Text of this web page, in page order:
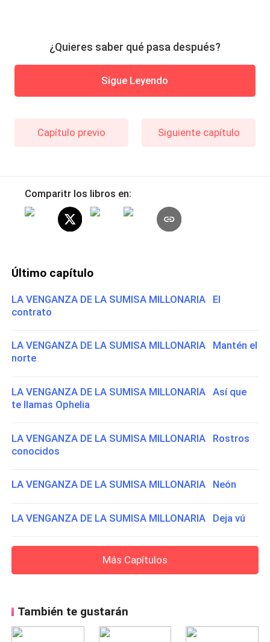
¿Quieres saber qué pasa después?
Sigue Leyendo
Capítulo previo Siguiente capítulo
Comparitr los libros en:
Último capítulo
LA VENGANZA DE LA SUMISA MILLONARIA El
contrato
LA VENGANZA DE LA SUMISA MILLONARIA Mantén el
norte
LA VENGANZA DE LA SUMISA MILLONARIA Así que
te llamas Ophelia
LA VENGANZA DE LA SUMISA MILLONARIA Rostros
conocidos
LA VENGANZA DE LA SUMISA MILLONARIA Neón
LA VENGANZA DE LA SUMISA MILLONARIA Deja vú
Más Capítulos
También te gustarán